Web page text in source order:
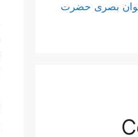
بصری حضرت